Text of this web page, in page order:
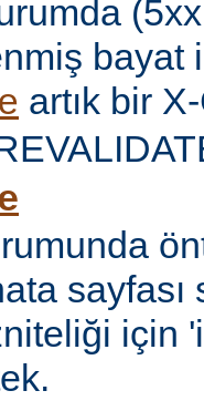
bayat
artık bir
sayfası
için